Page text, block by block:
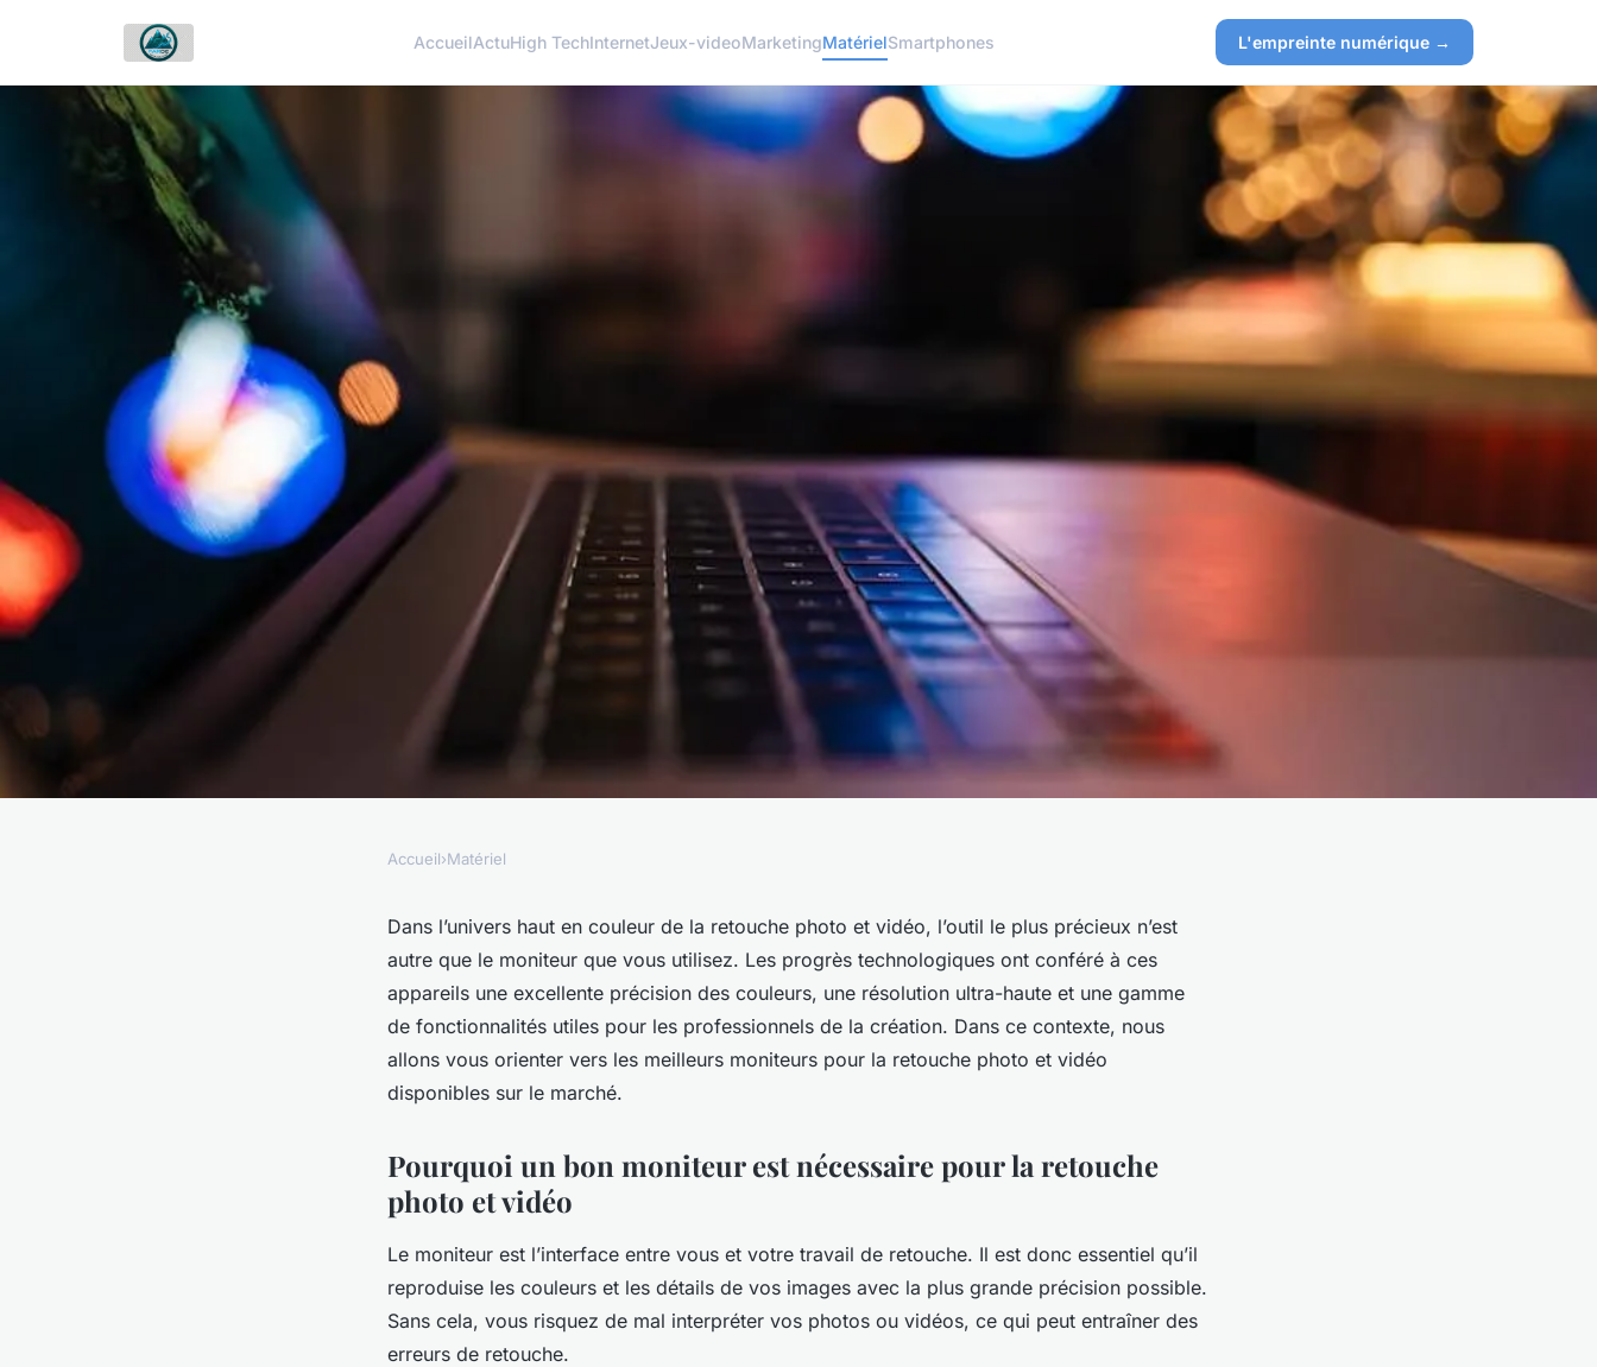
AccueilActuHigh TechInternetJeux-videoMarketingMatérielSmartphones L'empreinte numérique →
les meilleurs moniteurs pour le
traitement photo et vidéo
6 min de lecture
Accueil›Matériel
Dans l’univers haut en couleur de la retouche photo et vidéo, l’outil le plus précieux n’est
autre que le moniteur que vous utilisez. Les progrès technologiques ont conféré à ces
appareils une excellente précision des couleurs, une résolution ultra-haute et une gamme
de fonctionnalités utiles pour les professionnels de la création. Dans ce contexte, nous
allons vous orienter vers les meilleurs moniteurs pour la retouche photo et vidéo
disponibles sur le marché.
Pourquoi un bon moniteur est nécessaire pour la retouche
photo et vidéo
Le moniteur est l’interface entre vous et votre travail de retouche. Il est donc essentiel qu’il
reproduise les couleurs et les détails de vos images avec la plus grande précision possible.
Sans cela, vous risquez de mal interpréter vos photos ou vidéos, ce qui peut entraîner des
erreurs de retouche.